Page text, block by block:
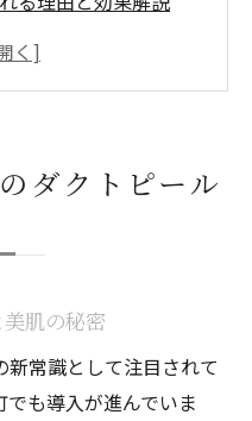
導くメカニズムとは
ールの特徴まとめ
肌への優しさを解説
るダクトピール特徴
トピールならではの
ダクトピール
肌の秘密
常識として注目されて
も導入が進んでいま